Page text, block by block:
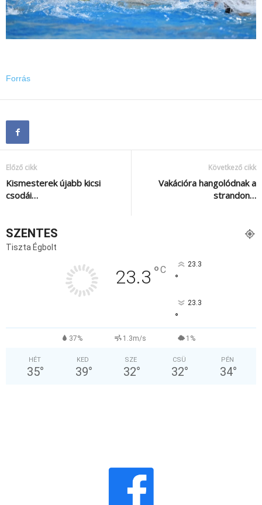
Forrás
Előző cikk
Kismesterek újabb kicsi
csodái…
Következő cikk
Vakációra hangolódnak a
strandon…
SZENTES
Tiszta Égbolt
23.3 °C 23.3
°
23.3
°
37% 1.3m/s 1%
HÉT
35°
KED
39°
SZE
32°
CSÜ
32°
PÉN
34°